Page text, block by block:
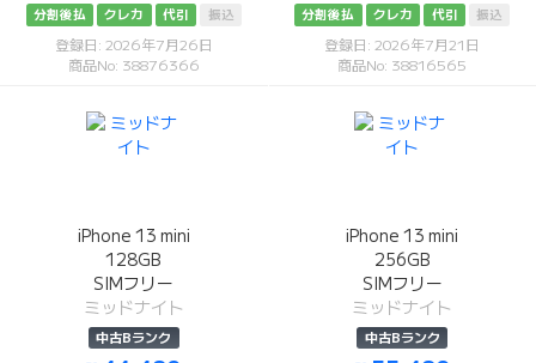
分割後払 クレカ 代引 振込
登録日: 2026年7月26日
商品No: 38876366
分割後払 クレカ 代引 振込
登録日: 2026年7月21日
商品No: 38816565
iPhone 13 mini
128GB
SIMフリー
ミッドナイト
中古Bランク
iPhone 13 mini
256GB
SIMフリー
ミッドナイト
中古Bランク